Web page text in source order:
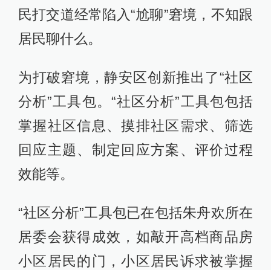
民打交道经常陷入“尬聊”窘境，不知跟
居民聊什么。
为打破窘境，静安区创新推出了“社区
分析”工具包。“社区分析”工具包包括
掌握社区信息、摸排社区需求、筛选
回应主题、制定回应方案、评价过程
效能等。
“社区分析”工具包已在包括朱舟欢所在
居委会获得成效，如敲开高档商品房
小区居民的门，小区居民诉求被掌握